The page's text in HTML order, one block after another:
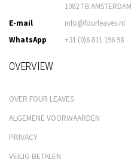
1082 TB
E-mail
info@fourleaves.nl
WhatsApp
+31 (0)6 811 196 98
OVERVIEW
OVER FOUR LEAVES
ALGEMENE VOORWAARDEN
PRIVACY
VEILIG BETALEN